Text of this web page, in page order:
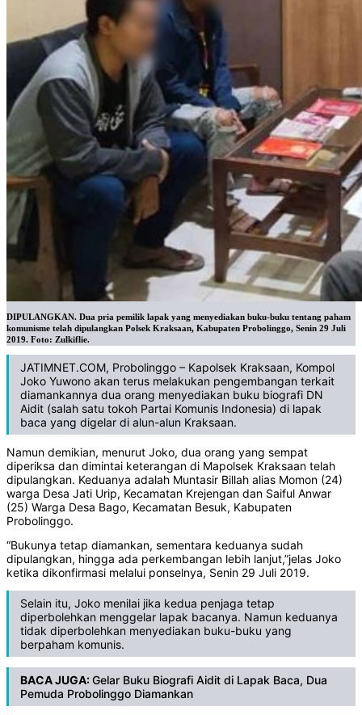
DIPULANGKAN. Dua pria pemilik lapak yang menyediakan buku-buku tentang paham
komunisme telah dipulangkan Polsek Kraksaan, Kabupaten Probolinggo, Senin 29 Juli
2019. Foto: Zulkiflie.
JATIMNET.COM, Probolinggo – Kapolsek Kraksaan, Kompol
Joko Yuwono akan terus melakukan pengembangan terkait
diamankannya dua orang menyediakan buku biografi DN
Aidit (salah satu tokoh Partai Komunis Indonesia) di lapak
baca yang digelar di alun-alun Kraksaan.
Namun demikian, menurut Joko, dua orang yang sempat
diperiksa dan dimintai keterangan di Mapolsek Kraksaan telah
dipulangkan. Keduanya adalah Muntasir Billah alias Momon (24)
warga Desa Jati Urip, Kecamatan Krejengan dan Saiful Anwar
(25) Warga Desa Bago, Kecamatan Besuk, Kabupaten
Probolinggo.
“Bukunya tetap diamankan, sementara keduanya sudah
dipulangkan, hingga ada perkembangan lebih lanjut,”jelas Joko
ketika dikonfirmasi melalui ponselnya, Senin 29 Juli 2019.
Selain itu, Joko menilai jika kedua penjaga tetap
diperbolehkan menggelar lapak bacanya. Namun keduanya
tidak diperbolehkan menyediakan buku-buku yang
berpaham komunis.
BACA JUGA:Gelar Buku Biografi Aidit di Lapak Baca, Dua
Pemuda Probolinggo Diamankan